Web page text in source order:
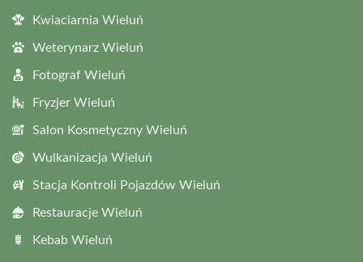
Kwiaciarnia Wieluń
Weterynarz Wieluń
Fotograf Wieluń
Fryzjer Wieluń
Salon Kosmetyczny Wieluń
Wulkanizacja Wieluń
Stacja Kontroli Pojazdów Wieluń
Restauracje Wieluń
Kebab Wieluń